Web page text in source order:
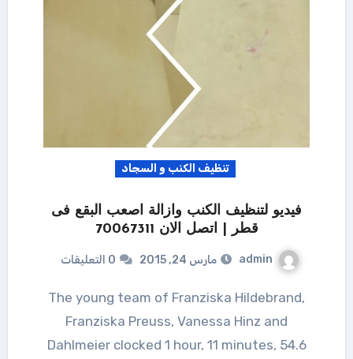
تنظيف الكنب و السجاد
فيديو لتنظيف الكنب وازالة اصعب البقع فى
قطر | اتصل الان 70067311
admin مارس 24, 2015 0 التعليقات
The young team of Franziska Hildebrand,
Franziska Preuss, Vanessa Hinz and
Dahlmeier clocked 1 hour, 11 minutes, 54.6